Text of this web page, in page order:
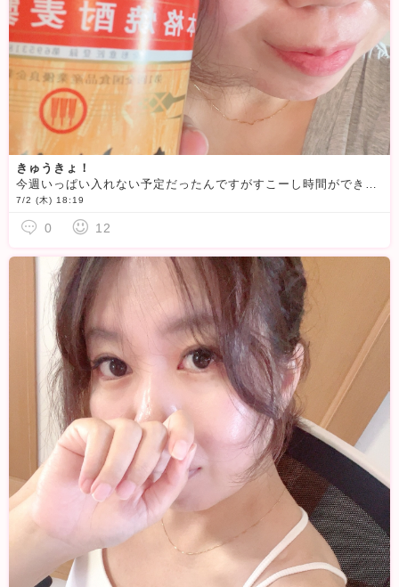
きゅうきょ！
今週いっぱい入れない予定だったんですがすこーし時間ができたので今日いまからと、明日のお昼頃ログインできそうです
7/2 (木) 18:19
0 12